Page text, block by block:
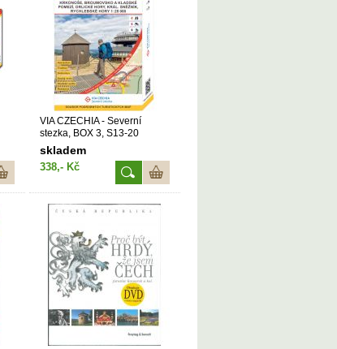
VIA CZECHIA - Severní
stezka, BOX 3, S13-20
Krkonoše-Rychlebské hory 1
: 25 000 (2022, 1. vydání,
S13-20)
skladem
338,- Kč